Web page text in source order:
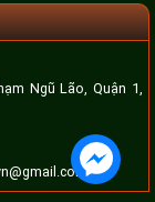
Ngũ Lão, Quận 1,